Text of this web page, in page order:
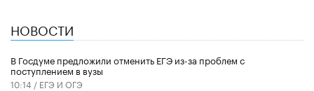
НОВОСТИ
В Госдуме предложили отменить ЕГЭ из-за проблем с
поступлением в вузы
10:14 / ЕГЭ И ОГЭ